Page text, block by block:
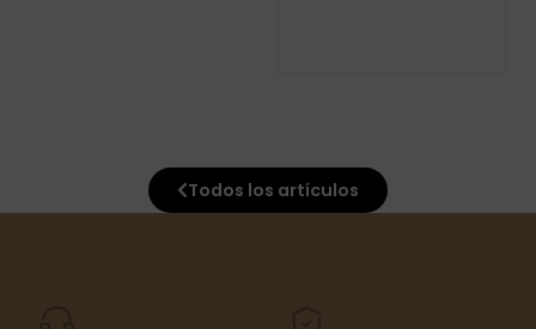
Todos los artículos